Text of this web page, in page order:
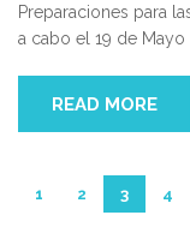
Preparaciones para
a cabo el 19 de
READ MORE
1 2 3 4